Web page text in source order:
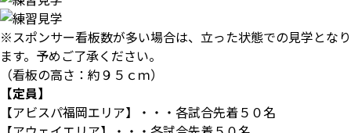
※スポンサー看板数が多い場合は、立った状態での見学となり
ます。予めご了承ください。
（看板の高さ：約９５ｃｍ）
【定員】
【アビスパ福岡エリア】・・・各試合先着５０名